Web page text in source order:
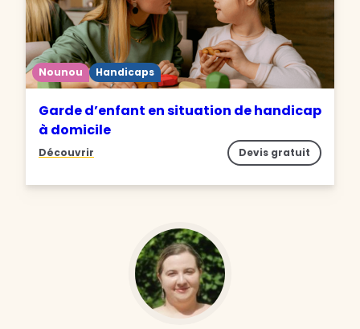
Nounou Handicaps
Garde d’enfant en situation de handicap
à domicile
Découvrir Devis gratuit